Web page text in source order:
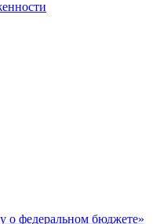
о федеральном бюджете»